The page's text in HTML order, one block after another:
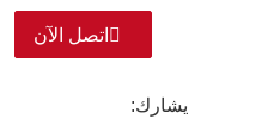
اتصل الآن
يشارك: